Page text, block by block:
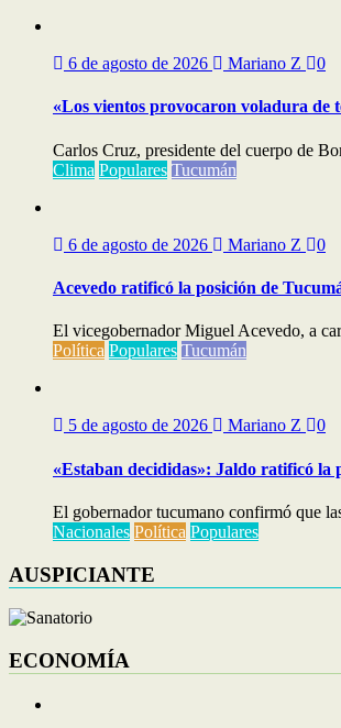
6 de agosto de 2026 Mariano Z 0
«Los vientos provocaron voladura de
Carlos Cruz, presidente del cuerpo de
Clima Populares Tucumán
6 de agosto de 2026 Mariano Z 0
Acevedo ratificó la posición de
El vicegobernador Miguel Acevedo, a
Política Populares Tucumán
5 de agosto de 2026 Mariano Z 0
«Estaban decididas»: Jaldo ratificó la
El gobernador tucumano confirmó que
Nacionales Política Populares
AUSPICIANTE
ECONOMÍA